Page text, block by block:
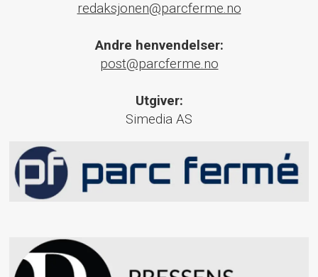
redaksjonen@parcferme.no
Andre henvendelser:
post@parcferme.no
Utgiver:
Simedia AS